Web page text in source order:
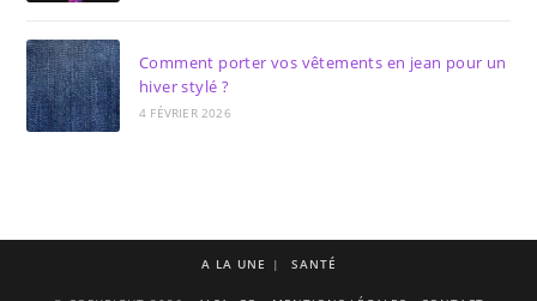
Comment porter vos vêtements en jean pour un
hiver stylé ?
4 FÉVRIER 2026
A LA UNE SANTÉ